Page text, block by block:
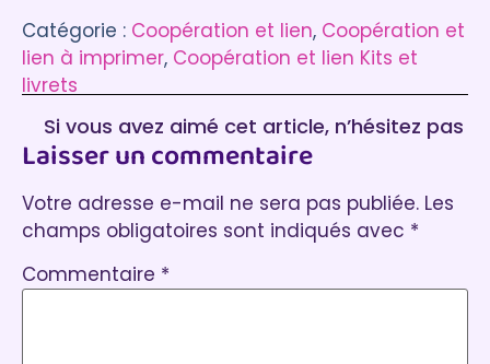
Catégorie : Coopération et lien, Coopération et
lien à imprimer, Coopération et lien Kits et
livrets
Si vous avez aimé cet article, n’hésitez pas
à laisser un commentaire :)
Laisser un commentaire
Votre adresse e-mail ne sera pas publiée. Les
champs obligatoires sont indiqués avec *
Commentaire *